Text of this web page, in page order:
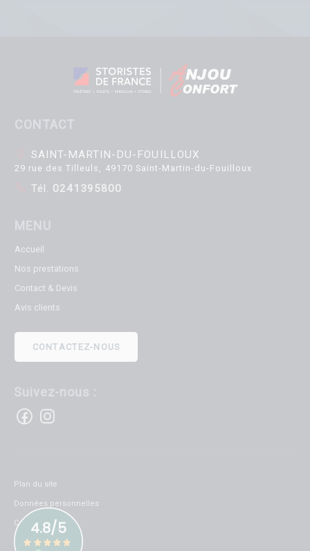
CONTACT
SAINT-MARTIN-DU-FOUILLOUX
29 rue des Tilleuls, 49170 Saint-Martin-du-Fouilloux
Tél. 0241395800
MENU
Accueil
Nos prestations
Contact & Devis
Avis clients
CONTACTEZ-NOUS
Suivez-nous :
Plan du site
Données personnelles
Cookies
Mentions légales